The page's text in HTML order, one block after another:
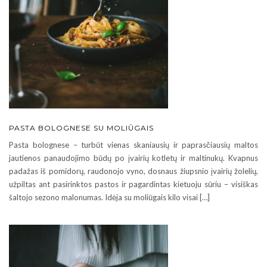
PASTA BOLOGNESE SU MOLIŪGAIS
Pasta bolognese – turbūt vienas skaniausių ir paprasčiausių maltos
jautienos panaudojimo būdų po įvairių kotletų ir maltinukų. Kvapnus
padažas iš pomidorų, raudonojo vyno, dosnaus žiupsnio įvairių žolelių,
užpiltas ant pasirinktos pastos ir pagardintas kietuoju sūriu – visiškas
šaltojo sezono malonumas. Idėja su moliūgais kilo visai […]